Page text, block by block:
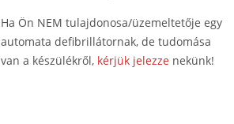
Ha Ön NEM tulajdonosa/üzemeltetője egy
automata defibrillátornak, de tudomása
van a készülékről, kérjük jelezze nekünk!